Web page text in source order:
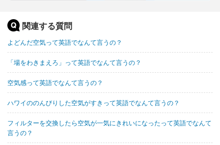
関連する質問
よどんだ空気って英語でなんて言うの？
「場をわきまえろ」って英語でなんて言うの？
空気感って英語でなんて言うの？
ハワイののんびりした空気がすきって英語でなんて言うの？
フィルターを交換したら空気が一気にきれいになったって英語でなんて
言うの？